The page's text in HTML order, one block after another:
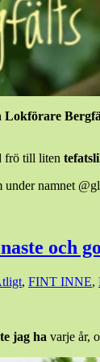
Lokförare
frö till liten
namnet
och
, FINT INNE,
jag ha varje år,